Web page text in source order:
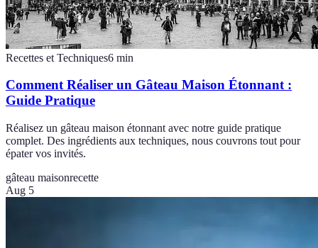
Recettes et Techniques6 min
Comment Réaliser un Gâteau Maison Étonnant :
Guide Pratique
Réalisez un gâteau maison étonnant avec notre guide pratique
complet. Des ingrédients aux techniques, nous couvrons tout pour
épater vos invités.
gâteau maisonrecette
Aug 5